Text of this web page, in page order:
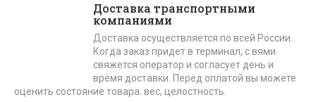
Доставка транспортными
компаниями
Доставка осуществляется по всей России.
Когда заказ придет в терминал, с вями
свяжется оператор и согласует день и
время доставки. Перед оплатой вы можете
оценить состояние товара: вес, целостность.